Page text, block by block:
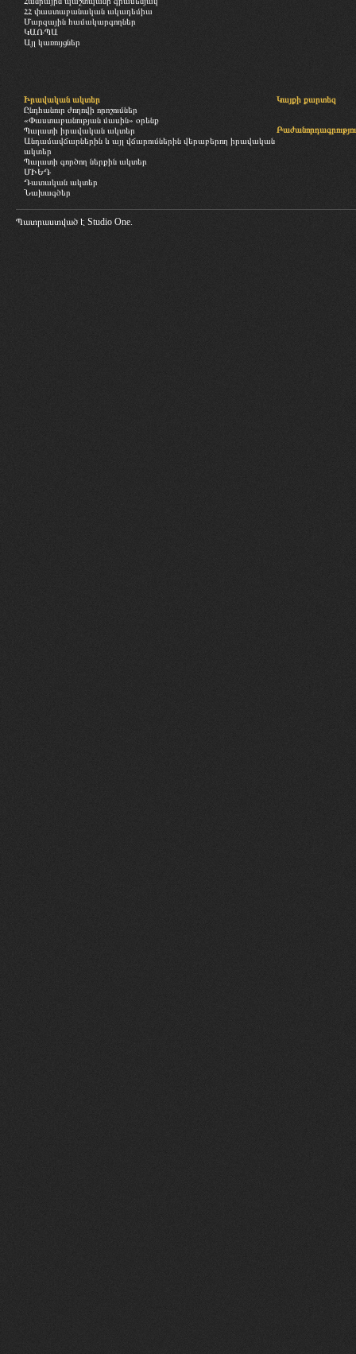
ՀՀ փաստաբանական ակադեմիա
Մարզային համակարգողներ
ԿԱՌՊԱ
Այլ կառույցներ
Իրավական ակտեր
Ընդհանուր ժողովի որոշումներ
«Փաստաբանության մասին» օրենք
Պալատի իրավական ակտեր
Անդամավճարներին և այլ վճարումներին վերաբերող իրավական
ակտեր
Պալատի գործող ներքին ակտեր
ՄԻԵԴ
Դատական ակտեր
Նախագծեր
Կայքի քարտեզ
Պատրաստված է Studio One.